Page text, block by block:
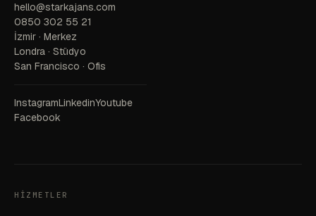
hello@starkajans.com
0850 302 55 21
İzmir · Merkez
Londra · Stüdyo
San Francisco · Ofis
InstagramLinkedinYoutube
Facebook
HIZMETLER